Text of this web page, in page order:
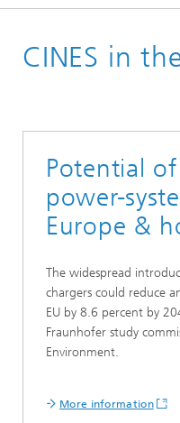
Press
CINES in
Potential
power-
Europe &
The widespread
chargers could reduce
EU by 8.6 percent by
Fraunhofer study
Environment.
More information